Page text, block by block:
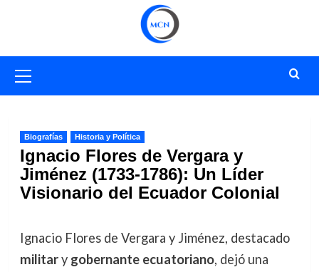
primario
Biografías Historia y Política
Ignacio Flores de Vergara y
Jiménez (1733-1786): Un Líder
Visionario del Ecuador Colonial
Ignacio Flores de Vergara y Jiménez, destacado
military gobernante ecuatoriano, dejó una